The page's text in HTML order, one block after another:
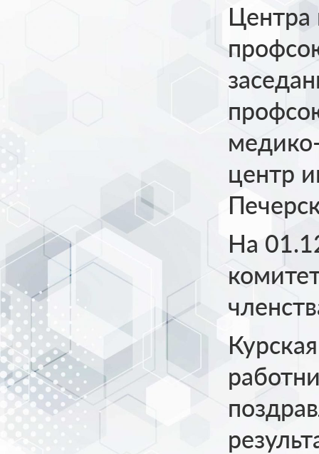
Центра
центр
На